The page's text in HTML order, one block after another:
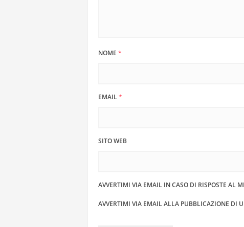
NOME *
EMAIL*
SITO WEB
AVVERTIMI VIA EMAIL IN CASO DI RISPOSTE AL
AVVERTIMI VIA EMAIL ALLA PUBBLICAZIONE DI